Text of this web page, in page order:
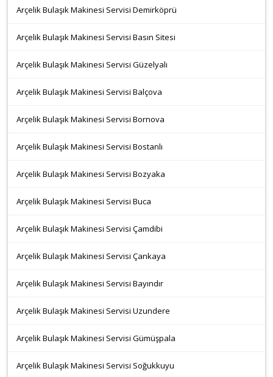
Arçelik Bulaşık Makinesi Servisi Demirköprü
Arçelik Bulaşık Makinesi Servisi Basın Sitesi
Arçelik Bulaşık Makinesi Servisi Güzelyalı
Arçelik Bulaşık Makinesi Servisi Balçova
Arçelik Bulaşık Makinesi Servisi Bornova
Arçelik Bulaşık Makinesi Servisi Bostanlı
Arçelik Bulaşık Makinesi Servisi Bozyaka
Arçelik Bulaşık Makinesi Servisi Buca
Arçelik Bulaşık Makinesi Servisi Çamdibi
Arçelik Bulaşık Makinesi Servisi Çankaya
Arçelik Bulaşık Makinesi Servisi Bayındır
Arçelik Bulaşık Makinesi Servisi Uzundere
Arçelik Bulaşık Makinesi Servisi Gümüşpala
Arçelik Bulaşık Makinesi Servisi Soğukkuyu